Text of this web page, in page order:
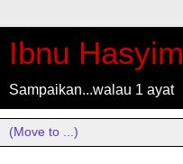
Ibnu Hasyim
Sampaikan...walau 1 ayat